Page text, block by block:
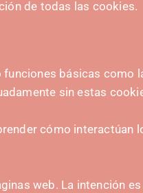
hola@irisnavarra.com
form
de todas las cookies.
básicas como
sin estas
cómo interactúan
web. La intención